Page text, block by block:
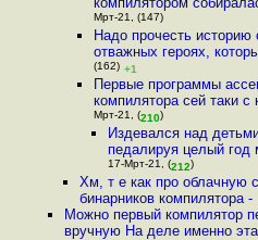
Мрт-21, (147)
Надо прочесть
отважных героях,
(162) +1
Первые программы
компилятора сей таки с
Мрт-21, (210)
Издевался над
педалируя целый
17-Мрт-21, (212)
Хм, т е как про облачную
бинарников компилятора -
Можно первый компилятор
вручную На деле именно